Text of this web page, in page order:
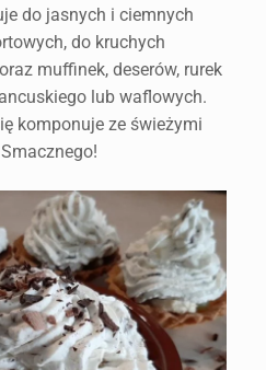
do jasnych i ciemnych
do kruchych
muffinek, deserów, rurek
lub waflowych.
komponuje ze świeżymi